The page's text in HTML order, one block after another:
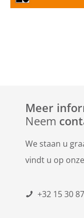
Meer
Neem
We staan u
vindt u op onze
+32 15 30